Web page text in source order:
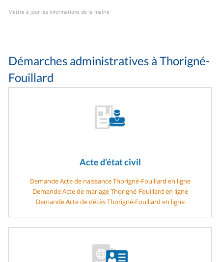
Mettre à jour les informations de la mairie
Démarches administratives à Thorigné-
Fouillard
Acte d’état civil
Demande Acte de naissance Thorigné-Fouillard en ligne
Demande Acte de mariage Thorigné-Fouillard en ligne
Demande Acte de décès Thorigné-Fouillard en ligne